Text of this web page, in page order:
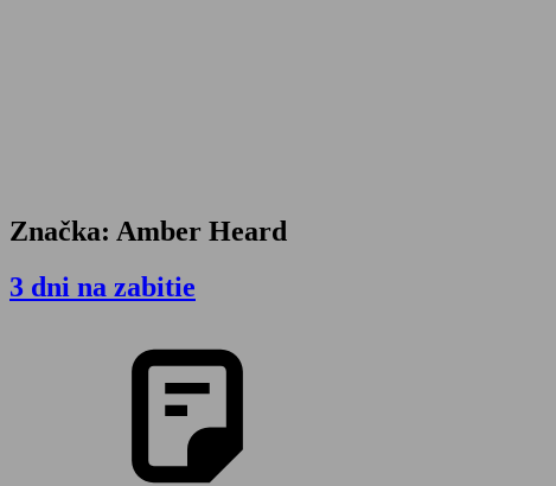
Značka: Amber Heard
3 dni na zabitie